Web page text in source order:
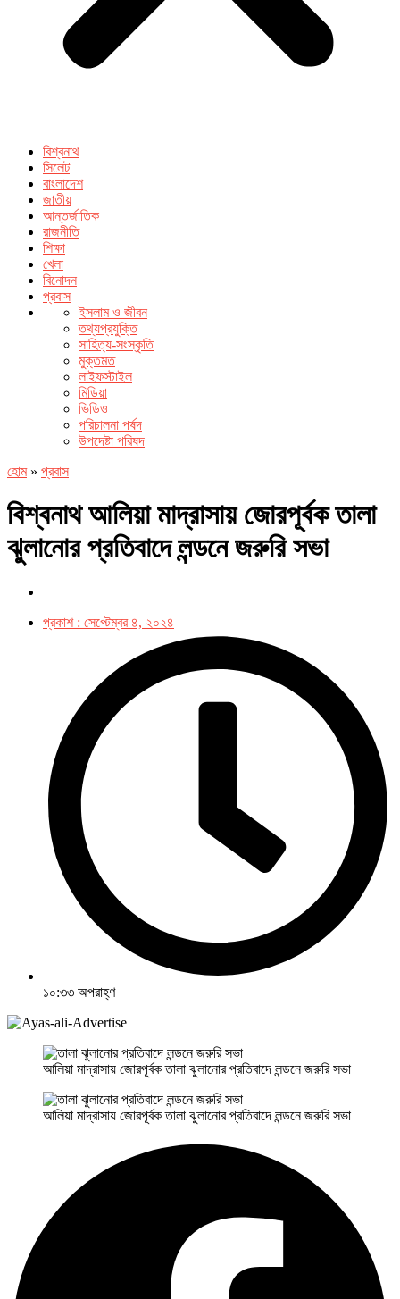
বিশ্বনাথ
সিলেট
বাংলাদেশ
জাতীয়
আন্তর্জাতিক
রাজনীতি
শিক্ষা
খেলা
বিনোদন
প্রবাস
ইসলাম ও জীবন
তথ্যপ্রযুক্তি
সাহিত্য-সংস্কৃতি
মুক্তমত
লাইফস্টাইল
মিডিয়া
ভিডিও
পরিচালনা পর্ষদ
উপদেষ্টা পরিষদ
হোম» প্রবাস
বিশ্বনাথ আলিয়া মাদ্রাসায় জোরপূর্বক তালা
ঝুলানোর প্রতিবাদে লন্ডনে জরুরি সভা
প্রকাশ : সেপ্টেম্বর ৪, ২০২৪
১০:৩৩ অপরাহ্ণ
আলিয়া মাদ্রাসায় জোরপূর্বক তালা ঝুলানোর প্রতিবাদে লন্ডনে জরুরি সভা
আলিয়া মাদ্রাসায় জোরপূর্বক তালা ঝুলানোর প্রতিবাদে লন্ডনে জরুরি সভা